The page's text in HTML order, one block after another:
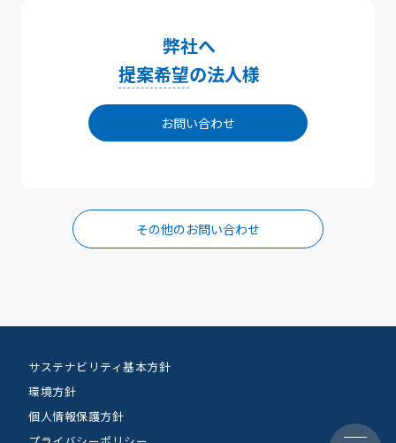
弊社へ
提案希望の法人様
お問い合わせ
その他のお問い合わせ
サステナビリティ基本方針
環境方針
個人情報保護方針